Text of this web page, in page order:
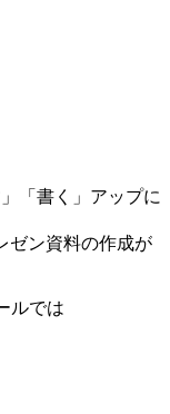
「書く」アップに
ゼン資料の作成が
ルでは